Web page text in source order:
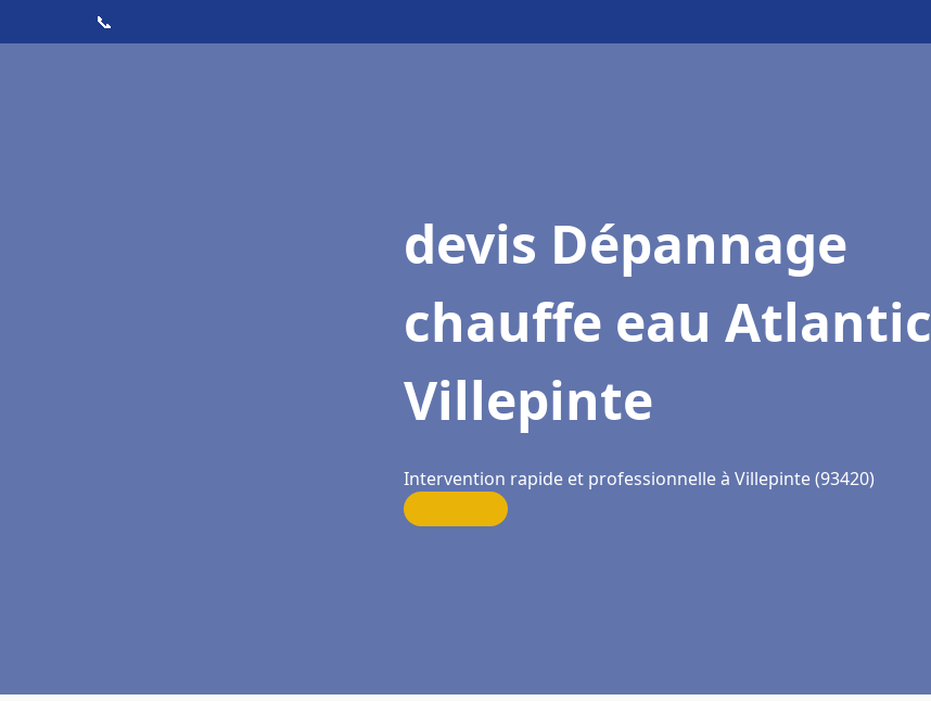
📞
devis Dépannage
chauffe eau Atlantic
Villepinte
Intervention rapide et professionnelle à Villepinte (93420)